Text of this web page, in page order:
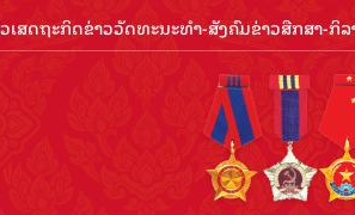
ເສດຖະກິດຂ່າວວັດທະນະທຳ-ສັງຄົມຂ່າວສືກສາ-ກິລ